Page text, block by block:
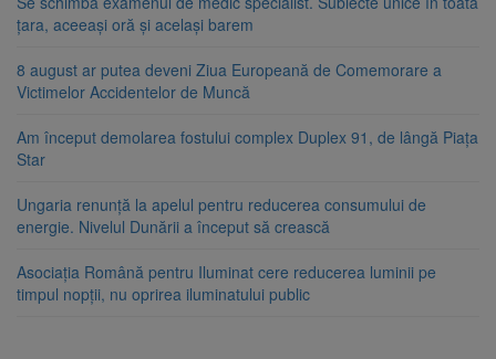
țara, aceeași oră și același barem
8 august ar putea deveni Ziua Europeană de Comemorare a
Victimelor Accidentelor de Muncă
Am început demolarea fostului complex Duplex 91, de lângă Piața
Star
Ungaria renunță la apelul pentru reducerea consumului de
energie. Nivelul Dunării a început să crească
Asociația Română pentru Iluminat cere reducerea luminii pe
timpul nopții, nu oprirea iluminatului public